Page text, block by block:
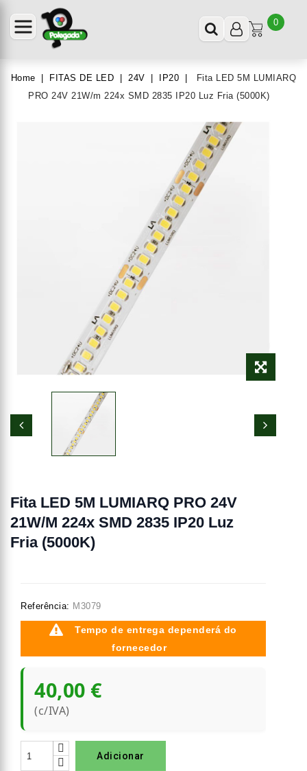
0
Home FITAS DE LED 24V IP20
Fita LED 5M LUMIARQ
PRO 24V 21W/m 224x SMD 2835 IP20 Luz Fria (5000K)
Fita LED 5M LUMIARQ PRO 24V
21W/m 224x SMD 2835 IP20 Luz
Fria (5000K)
Referência: M3079
Tempo de entrega dependerá do
fornecedor
40,00 €
(c/IVA)
Adicionar